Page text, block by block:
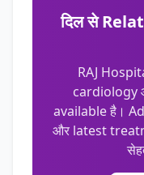
दिल से
RAJ
cardiology
available है।
और latest